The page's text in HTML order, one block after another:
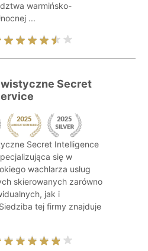
warmińsko-
...
Secret
Secret Intelligence
się w
wachlarza usług
skierowanych zarówno
jak i
tej firmy znajduje